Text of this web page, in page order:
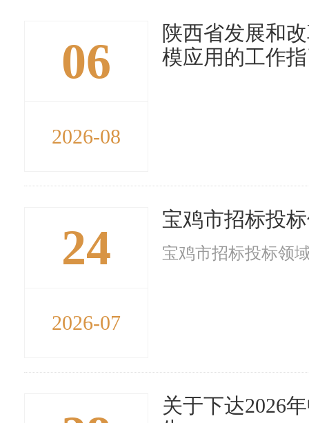
06
2026-08
陕西省发展和
模应用的工作
24
2026-07
宝鸡市招标投
宝鸡市招标投标领
关于下达2026